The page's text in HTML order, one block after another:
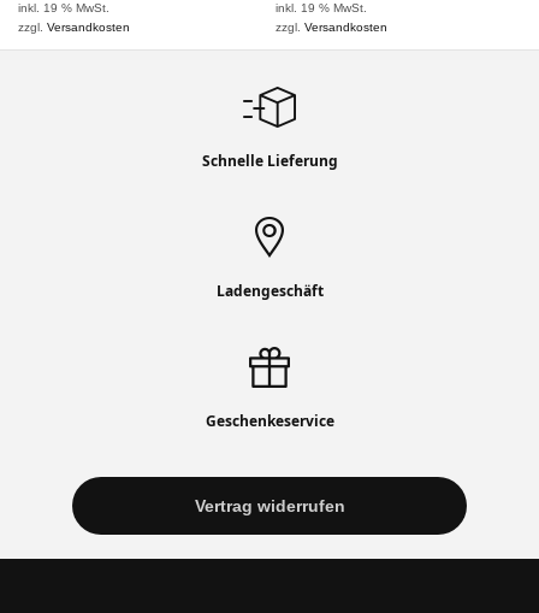
inkl. 19 % MwSt.
zzgl.Versandkosten
inkl. 19 % MwSt.
zzgl.Versandkosten
Schnelle Lieferung
Ladengeschäft
Geschenkeservice
Vertrag widerrufen